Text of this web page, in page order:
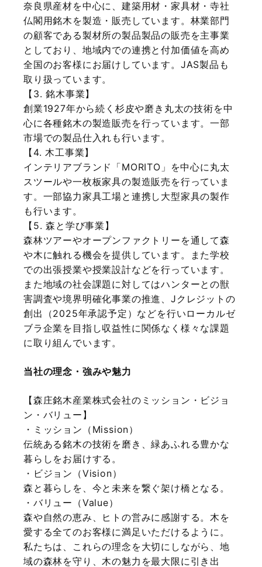
奈良県産材を中心に、建築用材・家具材・寺社
仏閣用銘木を製造・販売しています。林業部門
の顧客である製材所の製品製品の販売を主事業
としており、地域内での連携と付加価値を高め
全国のお客様にお届けしています。JAS製品も
取り扱っています。
【3. 銘木事業】
創業1927年から続く杉皮や磨き丸太の技術を中
心に各種銘木の製造販売を行っています。一部
市場での製品仕入れも行います。
【4. 木工事業】
インテリアブランド「MORITO」を中心に丸太
スツールや一枚板家具の製造販売を行っていま
す。一部協力家具工場と連携し大型家具の製作
も行います。
【5. 森と学び事業】
森林ツアーやオープンファクトリーを通して森
や木に触れる機会を提供しています。また学校
での出張授業や授業設計などを行っています。
また地域の社会課題に対してはハンターとの獣
害調査や境界明確化事業の推進、Jクレジットの
創出（2025年承認予定）などを行いローカルゼ
ブラ企業を目指し収益性に関係なく様々な課題
に取り組んでいます。
当社の理念・強みや魅力
【森庄銘木産業株式会社のミッション・ビジョ
ン・バリュー】
・ミッション（Mission）
伝統ある銘木の技術を磨き、緑あふれる豊かな
暮らしをお届けする。
・ビジョン（Vision）
森と暮らしを、今と未来を繋ぐ架け橋となる。
・バリュー（Value）
森や自然の恵み、ヒトの営みに感謝する。木を
愛する全てのお客様に満足いただけるように。
私たちは、これらの理念を大切にしながら、地
域の森林を守り、木の魅力を最大限に引き出